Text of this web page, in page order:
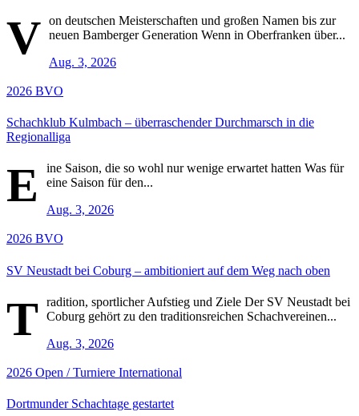
V on deutschen Meisterschaften und großen Namen bis zur
neuen Bamberger Generation Wenn in Oberfranken über...
Aug. 3, 2026
2026 BVO
Schachklub Kulmbach – überraschender Durchmarsch in die
Regionalliga
E
ine Saison, die so wohl nur wenige erwartet hatten Was für
eine Saison für den...
Aug. 3, 2026
2026 BVO
SV Neustadt bei Coburg – ambitioniert auf dem Weg nach oben
T radition, sportlicher Aufstieg und Ziele Der SV Neustadt bei
Coburg gehört zu den traditionsreichen Schachvereinen...
Aug. 3, 2026
2026 Open / Turniere International
Dortmunder Schachtage gestartet